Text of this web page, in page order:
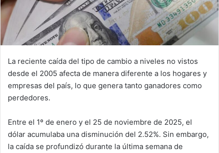
La reciente caída del tipo de cambio a niveles no vistos
desde el 2005 afecta de manera diferente a los hogares y
empresas del país, lo que genera tanto ganadores como
perdedores.
Entre el 1º de enero y el 25 de noviembre de 2025, el
dólar acumulaba una disminución del 2.52%. Sin embargo,
la caída se profundizó durante la última semana de